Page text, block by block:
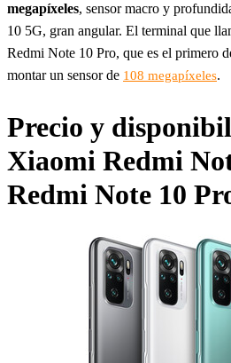
megapíxeles, sensor macro y
10 5G, gran angular. El terminal que
Redmi Note 10 Pro, que es el primero
montar un sensor de 108 megapíxeles.
Precio y
Xiaomi Redmi
Redmi Note 10